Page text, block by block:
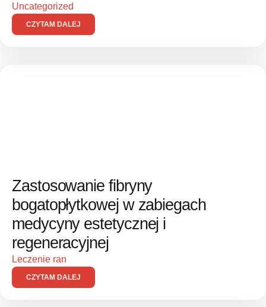
Uncategorized
CZYTAM DALEJ
Zastosowanie fibryny
bogatopłytkowej w zabiegach
medycyny estetycznej i
regeneracyjnej
Leczenie ran
CZYTAM DALEJ